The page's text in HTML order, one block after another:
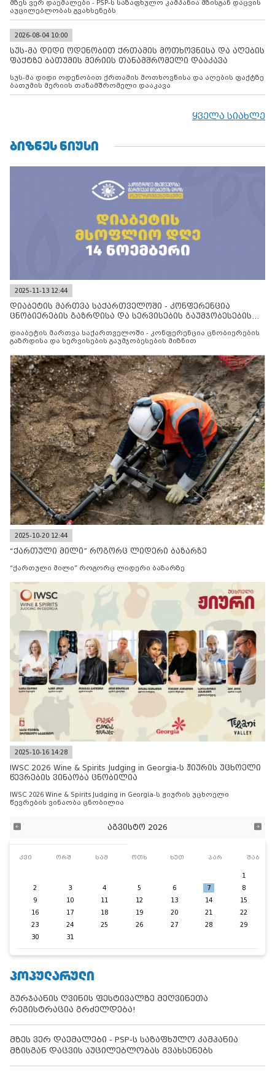
მზეს ვერ დაემალები - PSP-ს საზაფხულო კამპანია მზისგან დაცვის
აუცილებლობას გვახსენებს
2026-08-04 10:00
სუს-მა დიდი ოდენობით ქრთამის მოთხოვნისა და აღების
ფაქტზე ბათუმის მერიის თანამშრომელი დააკავა
სუს-მა დიდი ოდენობით ქრთამის მოთხოვნისა და აღების ფაქტზე
ბათუმის მერიის თანამშრომელი დააკავა
ყველა სიახლე
ᲑᲘᲖᲜᲔᲡ ᲜᲘᲣᲡᲘ
2025-11-13 12:44
დიაბეტის მართვა საქართველოში - კონფერენცია
ცნობიერების გაზრდისა და სერვისების გაუმჯობესების
დიაბეტის მართვა საქართველოში - კონფერენცია ცნობიერების
გაზრდისა და სერვისების გაუმჯობესების მიზნით
2025-10-20 12:44
“ქართული მილი” როგორც ლიდერი ბაზარზე
“ქართული მილი” როგორც ლიდერი ბაზარზე
2025-10-16 14:28
IWSC 2026 Wine & Spirits Judging in Georgia-ს ჟიურის უცხოელი
წევრების ვინაობა ცნობილია
IWSC 2026 Wine & Spirits Judging in Georgia-ს ჟიურის უცხოელი
წევრების ვინაობა ცნობილია
აგვისტო 2026
კვი ორშ სამ ოთხ ხუთ პარ შაბ
1
2
3 4 5 6 7
8
9
10 11 12 13 14
15
16
17 18 19 20 21
22
23
24 25 26 27 28
29
30
31
ᲞᲝᲞᲣᲚᲐᲠᲣᲚᲘ
გურჯაანის ღვინის ფესტივალზე მეღვინეთა
რეგისტრაცია გრძელდება!
მზეს ვერ დაემალები - PSP-ს საზაფხულო კამპანია
მზისგან დაცვის აუცილებლობას გვახსენებს